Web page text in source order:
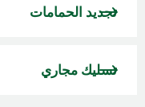
تجديد الحمامات
تسليك مجاري